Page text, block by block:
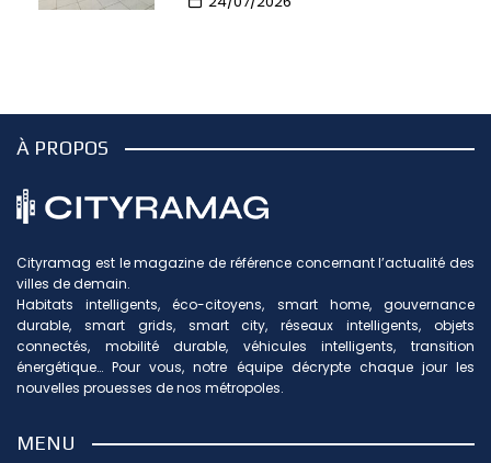
À PROPOS
Cityramag est le magazine de référence concernant l’actualité des
villes de demain.
Habitats intelligents, éco-citoyens, smart home, gouvernance
durable, smart grids, smart city, réseaux intelligents, objets
connectés, mobilité durable, véhicules intelligents, transition
énergétique… Pour vous, notre équipe décrypte chaque jour les
nouvelles prouesses de nos métropoles.
MENU